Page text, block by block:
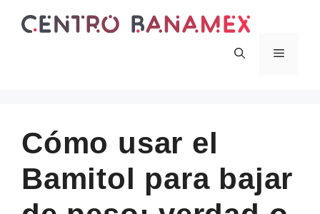
Menu
Cómo usar el
Bamitol para bajar